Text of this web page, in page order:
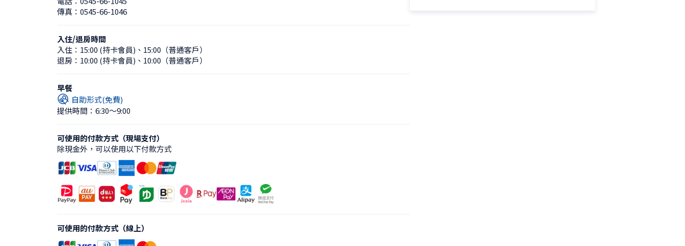
傳真： 0545-66-1046
入住/退房時間
入住： 15:00 (持卡會員) 、 15:00（普通客戶）
退房： 10:00 (持卡會員) 、 10:00（普通客戶）
早餐
自助形式(免費)
提供時間：6:30〜9:00
可使用的付款方式（現場支付）
除現金外，可以使用以下付款方式
可使用的付款方式（線上）